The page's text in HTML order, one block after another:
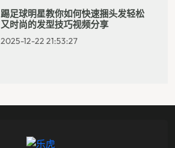
踢足球明星教你如何快速捆头发轻松
又时尚的发型技巧视频分享
2025-12-22 21:53:27